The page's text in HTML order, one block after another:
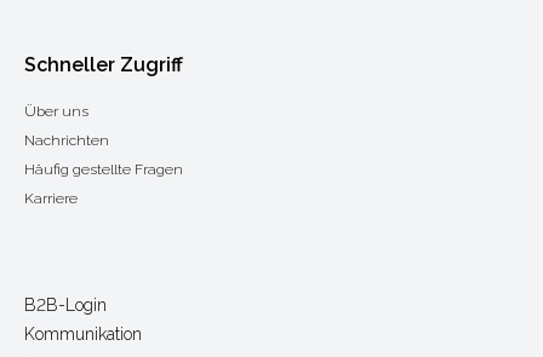
Schneller Zugriff
Über uns
Nachrichten
Häufig gestellte Fragen
Karriere
B2B-Login
Kommunikation